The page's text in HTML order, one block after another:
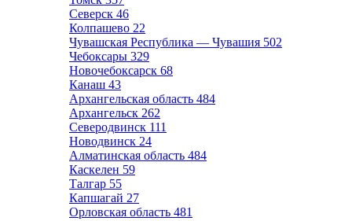
Северск 46
Колпашево 22
Чувашская Республика — Чувашия 502
Чебоксары 329
Новочебоксарск 68
Канаш 43
Архангельская область 484
Архангельск 262
Северодвинск 111
Новодвинск 24
Алматинская область 484
Каскелен 59
Талгар 55
Капшагай 27
Орловская область 481